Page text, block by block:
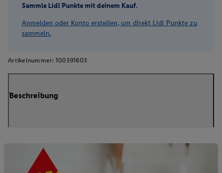
Sammle Lidl Punkte mit deinem Kauf.
Anmelden oder Konto erstellen, um direkt Lidl Punkte zu
sammeln.
Artikelnummer: 100391603
Beschreibung